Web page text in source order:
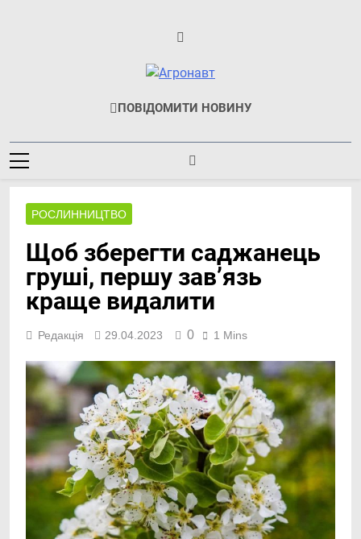
Агронавт
Новини Українського
ПОВІДОМИТИ НОВИНУ
РОСЛИННИЦТВО
Щоб зберегти саджанець
груші, першу зав’язь
краще видалити
Редакція 29.04.2023 0 1 Mins